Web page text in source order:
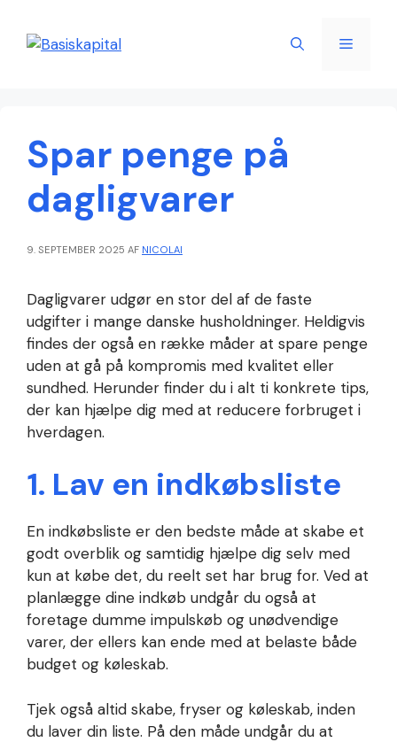
indhold
Menu
Spar penge på
dagligvarer
9. SEPTEMBER 2025 AF NICOLAI
Dagligvarer udgør en stor del af de faste
udgifter i mange danske husholdninger. Heldigvis
findes der også en række måder at spare penge
uden at gå på kompromis med kvalitet eller
sundhed. Herunder finder du i alt ti konkrete tips,
der kan hjælpe dig med at reducere forbruget i
hverdagen.
1. Lav en indkøbsliste
En indkøbsliste er den bedste måde at skabe et
godt overblik og samtidig hjælpe dig selv med
kun at købe det, du reelt set har brug for. Ved at
planlægge dine indkøb undgår du også at
foretage dumme impulskøb og unødvendige
varer, der ellers kan ende med at belaste både
budget og køleskab.
Tjek også altid skabe, fryser og køleskab, inden
du laver din liste. På den måde undgår du at